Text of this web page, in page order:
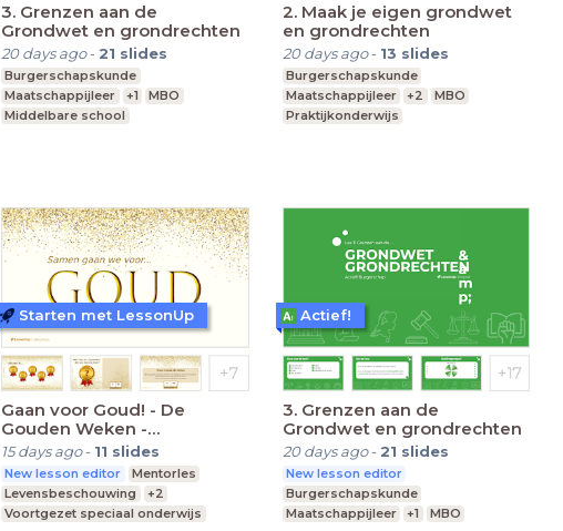
3. Grenzen aan de
Grondwet en grondrechten
20 days ago- 21 slides
Burgerschapskunde
Maatschappijleer
+1
MBO
Middelbare school
2. Maak je eigen grondwet
en grondrechten
20 days ago- 13 slides
Burgerschapskunde
Maatschappijleer
+2
MBO
Praktijkonderwijs
Gaan voor Goud! - De
Gouden Weken -
VO/(V)MBO
15 days ago- 11 slides
New lesson editor
Mentorles
Levensbeschouwing
+2
Voortgezet speciaal onderwijs
Starten met LessonUp
3. Grenzen aan de
Grondwet en grondrechten
20 days ago- 21 slides
New lesson editor
Burgerschapskunde
Maatschappijleer
+1
MBO
Actief!